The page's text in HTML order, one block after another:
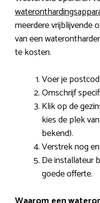
meerdere vrijblijvende
van een
te kosten.
Voer je
Omschrijf
Klik op de
kies de plek
bekend).
Verstrek nog
De installateur
goede offerte.